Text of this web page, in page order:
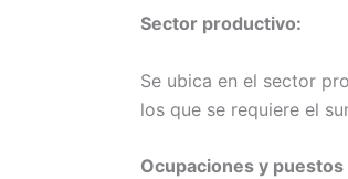
Sector productivo:
Se ubica en el sector
los que se requiere el
Ocupaciones y